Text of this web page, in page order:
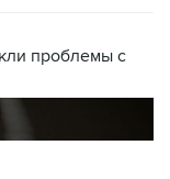
проблемы с